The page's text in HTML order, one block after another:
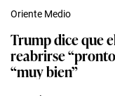
Oriente Medio
Trump dice que
reabrirse
“muy bien”